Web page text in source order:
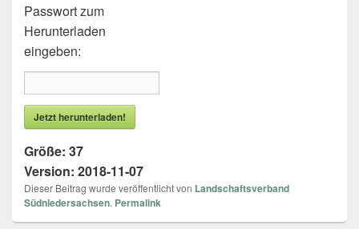
Passwort zum
Herunterladen
eingeben:
Jetzt herunterladen!
Größe: 37
Version: 2018-11-07
Dieser Beitrag wurde veröffentlicht von Landschaftsverband
Südniedersachsen. Permalink